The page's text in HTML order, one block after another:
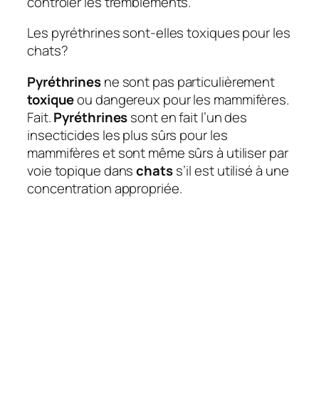
Les pyréthrines sont-elles toxiques pour les
chats?
Pyréthrinesne sont pas particulièrement
toxiqueou dangereux pour les mammifères.
Fait.Pyréthrinessont en fait l’un des
insecticides les plus sûrs pour les
mammifères et sont même sûrs à utiliser par
voie topique danschatss’il est utilisé à une
concentration appropriée.